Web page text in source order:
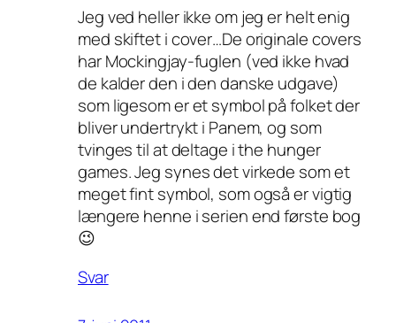
Jeg ved heller ikke om jeg er helt enig
med skiftet i cover…De originale covers
har Mockingjay-fuglen (ved ikke hvad
de kalder den i den danske udgave)
som ligesom er et symbol på folket der
bliver undertrykt i Panem, og som
tvinges til at deltage i the hunger
games. Jeg synes det virkede som et
meget fint symbol, som også er vigtig
længere henne i serien end første bog
😉
Svar